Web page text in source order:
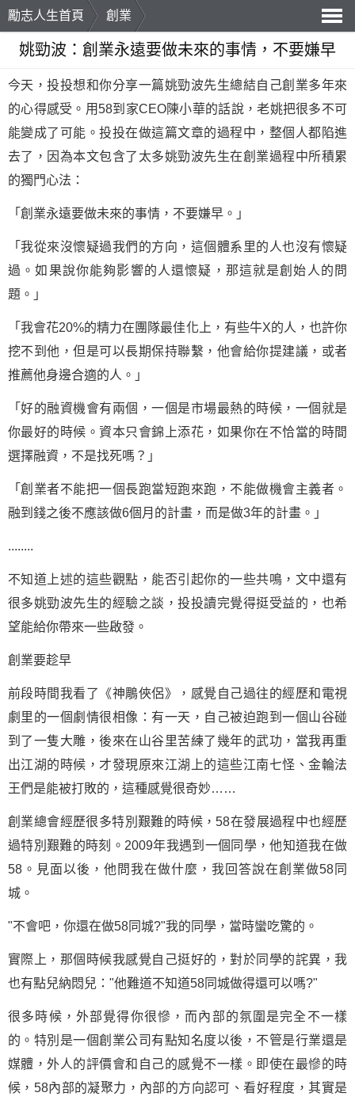
勵志人生首頁
創業
導
航
姚勁波：創業永遠要做未來的事情，不要嫌早
今天，投投想和你分享一篇姚勁波先生總結自己創業多年來
的心得感受。用58到家CEO陳小華的話說，老姚把很多不可
能變成了可能。投投在做這篇文章的過程中，整個人都陷進
去了，因為本文包含了太多姚勁波先生在創業過程中所積累
的獨門心法：
「創業永遠要做未來的事情，不要嫌早。」
「我從來沒懷疑過我們的方向，這個體系里的人也沒有懷疑
過。如果說你能夠影響的人還懷疑，那這就是創始人的問
題。」
「我會花20%的精力在團隊最佳化上，有些牛X的人，也許你
挖不到他，但是可以長期保持聯繫，他會給你提建議，或者
推薦他身邊合適的人。」
「好的融資機會有兩個，一個是市場最熱的時候，一個就是
你最好的時候。資本只會錦上添花，如果你在不恰當的時間
選擇融資，不是找死嗎？」
「創業者不能把一個長跑當短跑來跑，不能做機會主義者。
融到錢之後不應該做6個月的計畫，而是做3年的計畫。」
........
不知道上述的這些觀點，能否引起你的一些共鳴，文中還有
很多姚勁波先生的經驗之談，投投讀完覺得挺受益的，也希
望能給你帶來一些啟發。
創業要趁早
前段時間我看了《神鵰俠侶》，感覺自己過往的經歷和電視
劇里的一個劇情很相像：有一天，自己被迫跑到一個山谷碰
到了一隻大雕，後來在山谷里苦練了幾年的武功，當我再重
出江湖的時候，才發現原來江湖上的這些江南七怪、金輪法
王們是能被打敗的，這種感覺很奇妙……
創業總會經歷很多特別艱難的時候，58在發展過程中也經歷
過特別艱難的時刻。2009年我遇到一個同學，他知道我在做
58。見面以後，他問我在做什麼，我回答說在創業做58同
城。
"不會吧，你還在做58同城?"我的同學，當時蠻吃驚的。
實際上，那個時候我感覺自己挺好的，對於同學的詫異，我
也有點兒納悶兒："他難道不知道58同城做得還可以嗎?"
很多時候，外部覺得你很慘，而內部的氛圍是完全不一樣
的。特別是一個創業公司有點知名度以後，不管是行業還是
媒體，外人的評價會和自己的感覺不一樣。即使在最慘的時
候，58內部的凝聚力，內部的方向認可、看好程度，其實是